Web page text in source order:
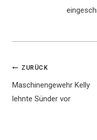
ZURÜCK
Maschinengewehr Kelly
lehnte Sünder vor